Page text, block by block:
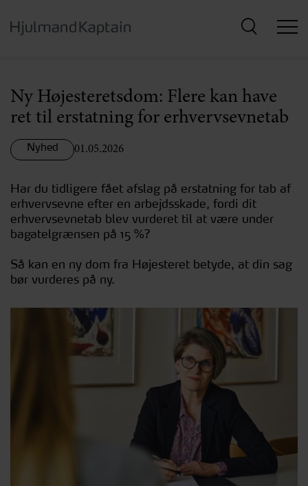
hovedindhold
Ny Højesteretsdom: Flere kan have
ret til erstatning for erhvervsevnetab
Nyhed 01.05.2026
Har du tidligere fået afslag på erstatning for tab af
erhvervsevne efter en arbejdsskade, fordi dit
erhvervsevnetab blev vurderet til at være under
bagatelgrænsen på 15 %?
Så kan en ny dom fra Højesteret betyde, at din sag
bør vurderes på ny.